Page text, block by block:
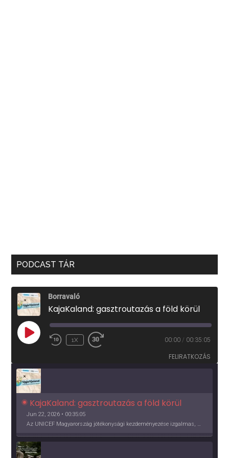
PODCAST TÁR
Borravaló
KajaKaland: gasztroutazás a föld körül
PLAY
EPISODE
1X 00:00 / 00:35:05
FELIRATKOZÁS
KajaKaland: gasztroutazás a föld körül
Jun 22, 2026 • 00:35:05
Az UNICEF Magyarország jótékonysági kezdeményezése izgalmas, egész éves világkörüli ízutazásra hív, igazi családi program és gasztroedukáció, illetve segítség a rászorulóknak is egyben.